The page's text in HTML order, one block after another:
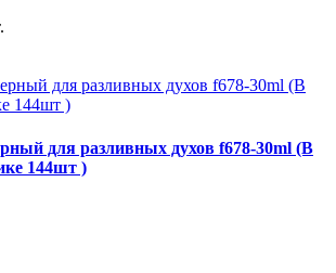
для разливных духов f678-30ml (В
144шт )